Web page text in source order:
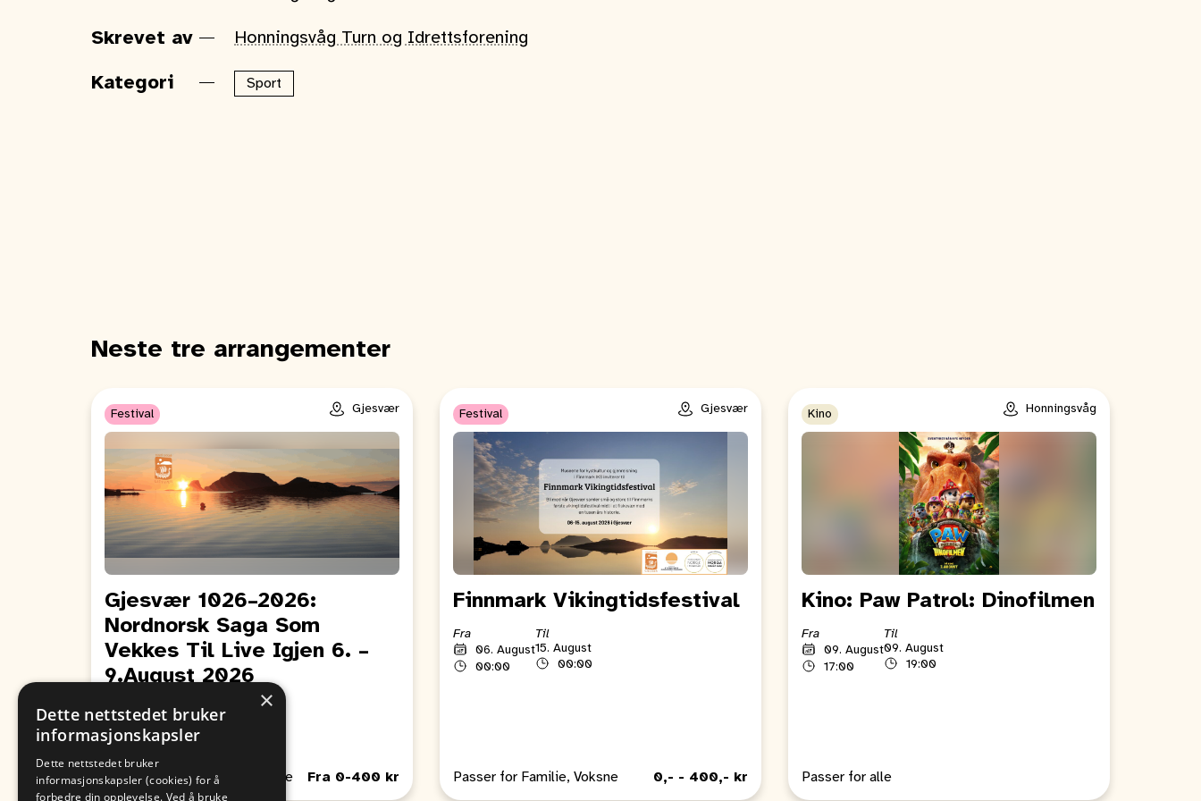
Skrevet av Honningsvåg Turn og Idrettsforening
Kategori Sport
Neste tre arrangementer
Festival Gjesvær
Gjesvær 1026–2026:
Nordnorsk Saga Som
Vekkes Til Live Igjen 6. –
9.August 2026
Fra
00:00
Til
09. August
Passer for Barn, Unge, Voksne Fra 0-400 kr
Festival Gjesvær
Finnmark Vikingtidsfestival
Fra
06. August
00:00
Til
15. August
00:00
Passer for Familie, Voksne 0,- - 400,- kr
Kino Honningsvåg
Kino: Paw Patrol: Dinofilmen
Fra
09. August
17:00
Til
09. August
19:00
Passer for alle
×
Dette nettstedet bruker
informasjonskapsler
Dette nettstedet bruker
informasjonskapsler (cookies) for å
forbedre din opplevelse. Ved å bruke